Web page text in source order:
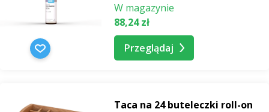
W magazynie
88,24 zł
Przeglądaj
Taca na 24 buteleczki roll-on